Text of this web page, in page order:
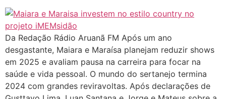
Da Redação Rádio Aruanã FM Após um ano
desgastante, Maiara e Maraísa planejam reduzir shows
em 2025 e avaliam pausa na carreira para focar na
saúde e vida pessoal. O mundo do sertanejo termina
2024 com grandes reviravoltas. Após declarações de